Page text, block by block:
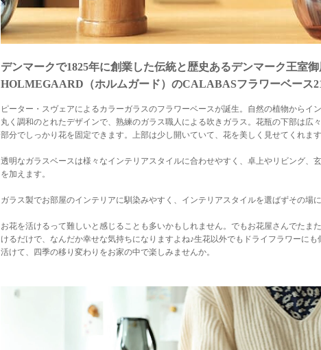
デンマークで1825年に創業した伝統と歴史あるデンマーク王室
HOLMEGAARD（ホルムガード）のCALABASフラワーベース
ピーター・スヴェアによるカラーガラスのフラワーベースが誕生。自然の植物からイ
丸く調和のとれたデザインで、熟練のガラス職人による吹きガラス。花瓶の下部は広
部分でしっかり花を固定できます。上部は少し開いていて、花を美しく見せてくれます
透明なガラスベースは様々なインテリアスタイルに合わせやすく、卓上やリビング、
を加えます。
ガラス製でお部屋のインテリアに馴染みやすく、インテリアスタイルを選ばずその場
お花を活けるって難しいと感じることも多いかもしれません。でもお花屋さんでたま
けるだけで、なんだか幸せな気持ちになりますよね♪生花以外でもドライフラワーに
活けて、四季の移り変わりをお家の中で楽しみませんか。